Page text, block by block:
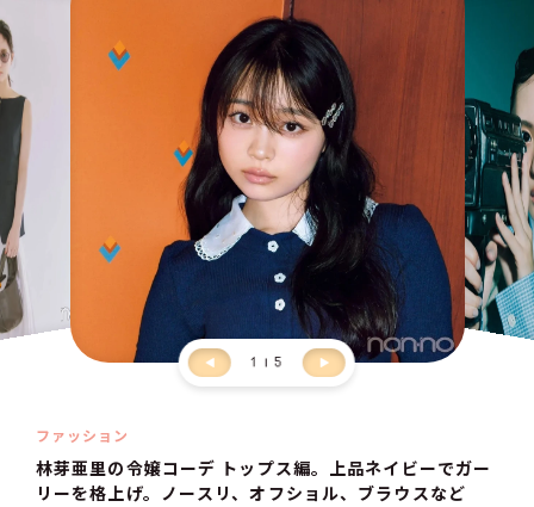
1 5
ファッション
林芽亜里の令嬢コーデ トップス編。上品ネイビーでガー
リーを格上げ。ノースリ、オフショル、ブラウスなど